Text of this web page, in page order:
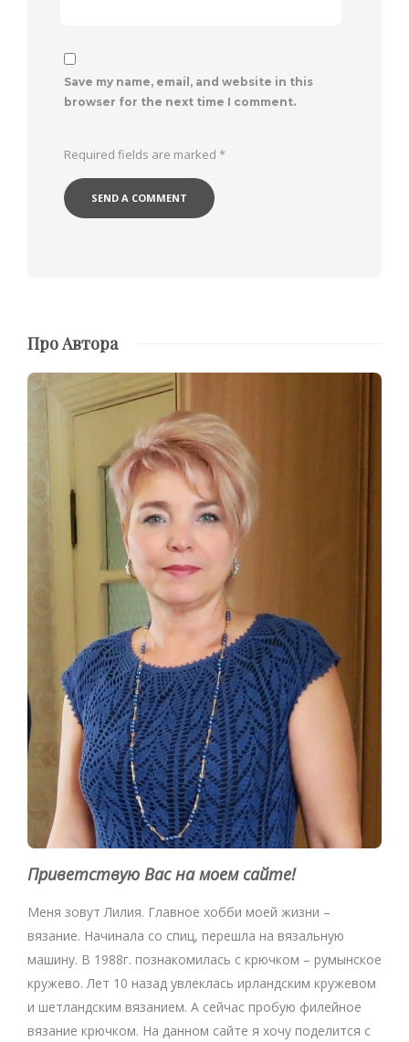
Save my name, email, and website in this
browser for the next time I comment.
Required fields are marked *
Про Автора
Приветствую Вас на моем сайте!
Меня зовут Лилия. Главное хобби моей жизни –
вязание. Начинала со спиц, перешла на вязальную
машину. В 1988г. познакомилась с крючком – румынское
кружево. Лет 10 назад увлеклась ирландским кружевом
и шетландским вязанием. А сейчас пробую филейное
вязание крючком. На данном сайте я хочу поделится с